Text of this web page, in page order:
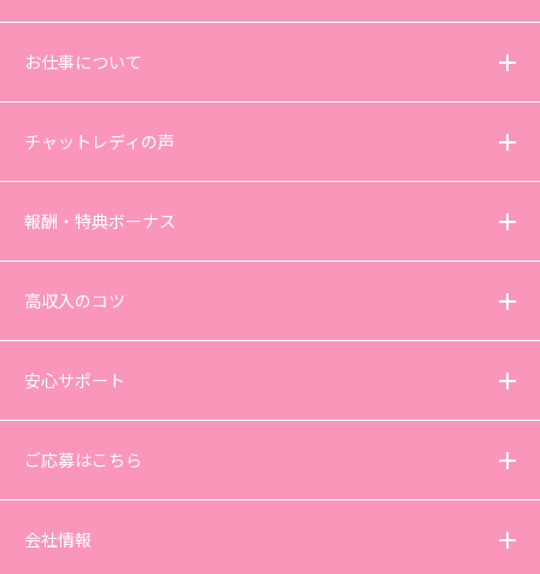
お仕事について
チャットレディの声
報酬・特典ボーナス
高収入のコツ
安心サポート
ご応募はこちら
会社情報